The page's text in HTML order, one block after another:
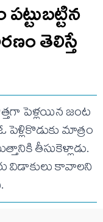
తెలిస్తే
పెళ్లయిన జంట
మాత్రం
తీసుకెళ్లాడు.
విడాకులు కావాలని